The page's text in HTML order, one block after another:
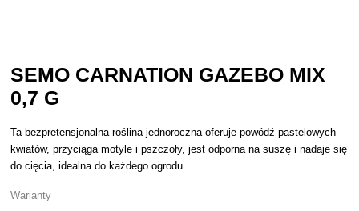
SEMO CARNATION GAZEBO MIX
0,7 G
Ta bezpretensjonalna roślina jednoroczna oferuje powódź pastelowych
kwiatów, przyciąga motyle i pszczoły, jest odporna na suszę i nadaje się
do cięcia, idealna do każdego ogrodu.
Warianty